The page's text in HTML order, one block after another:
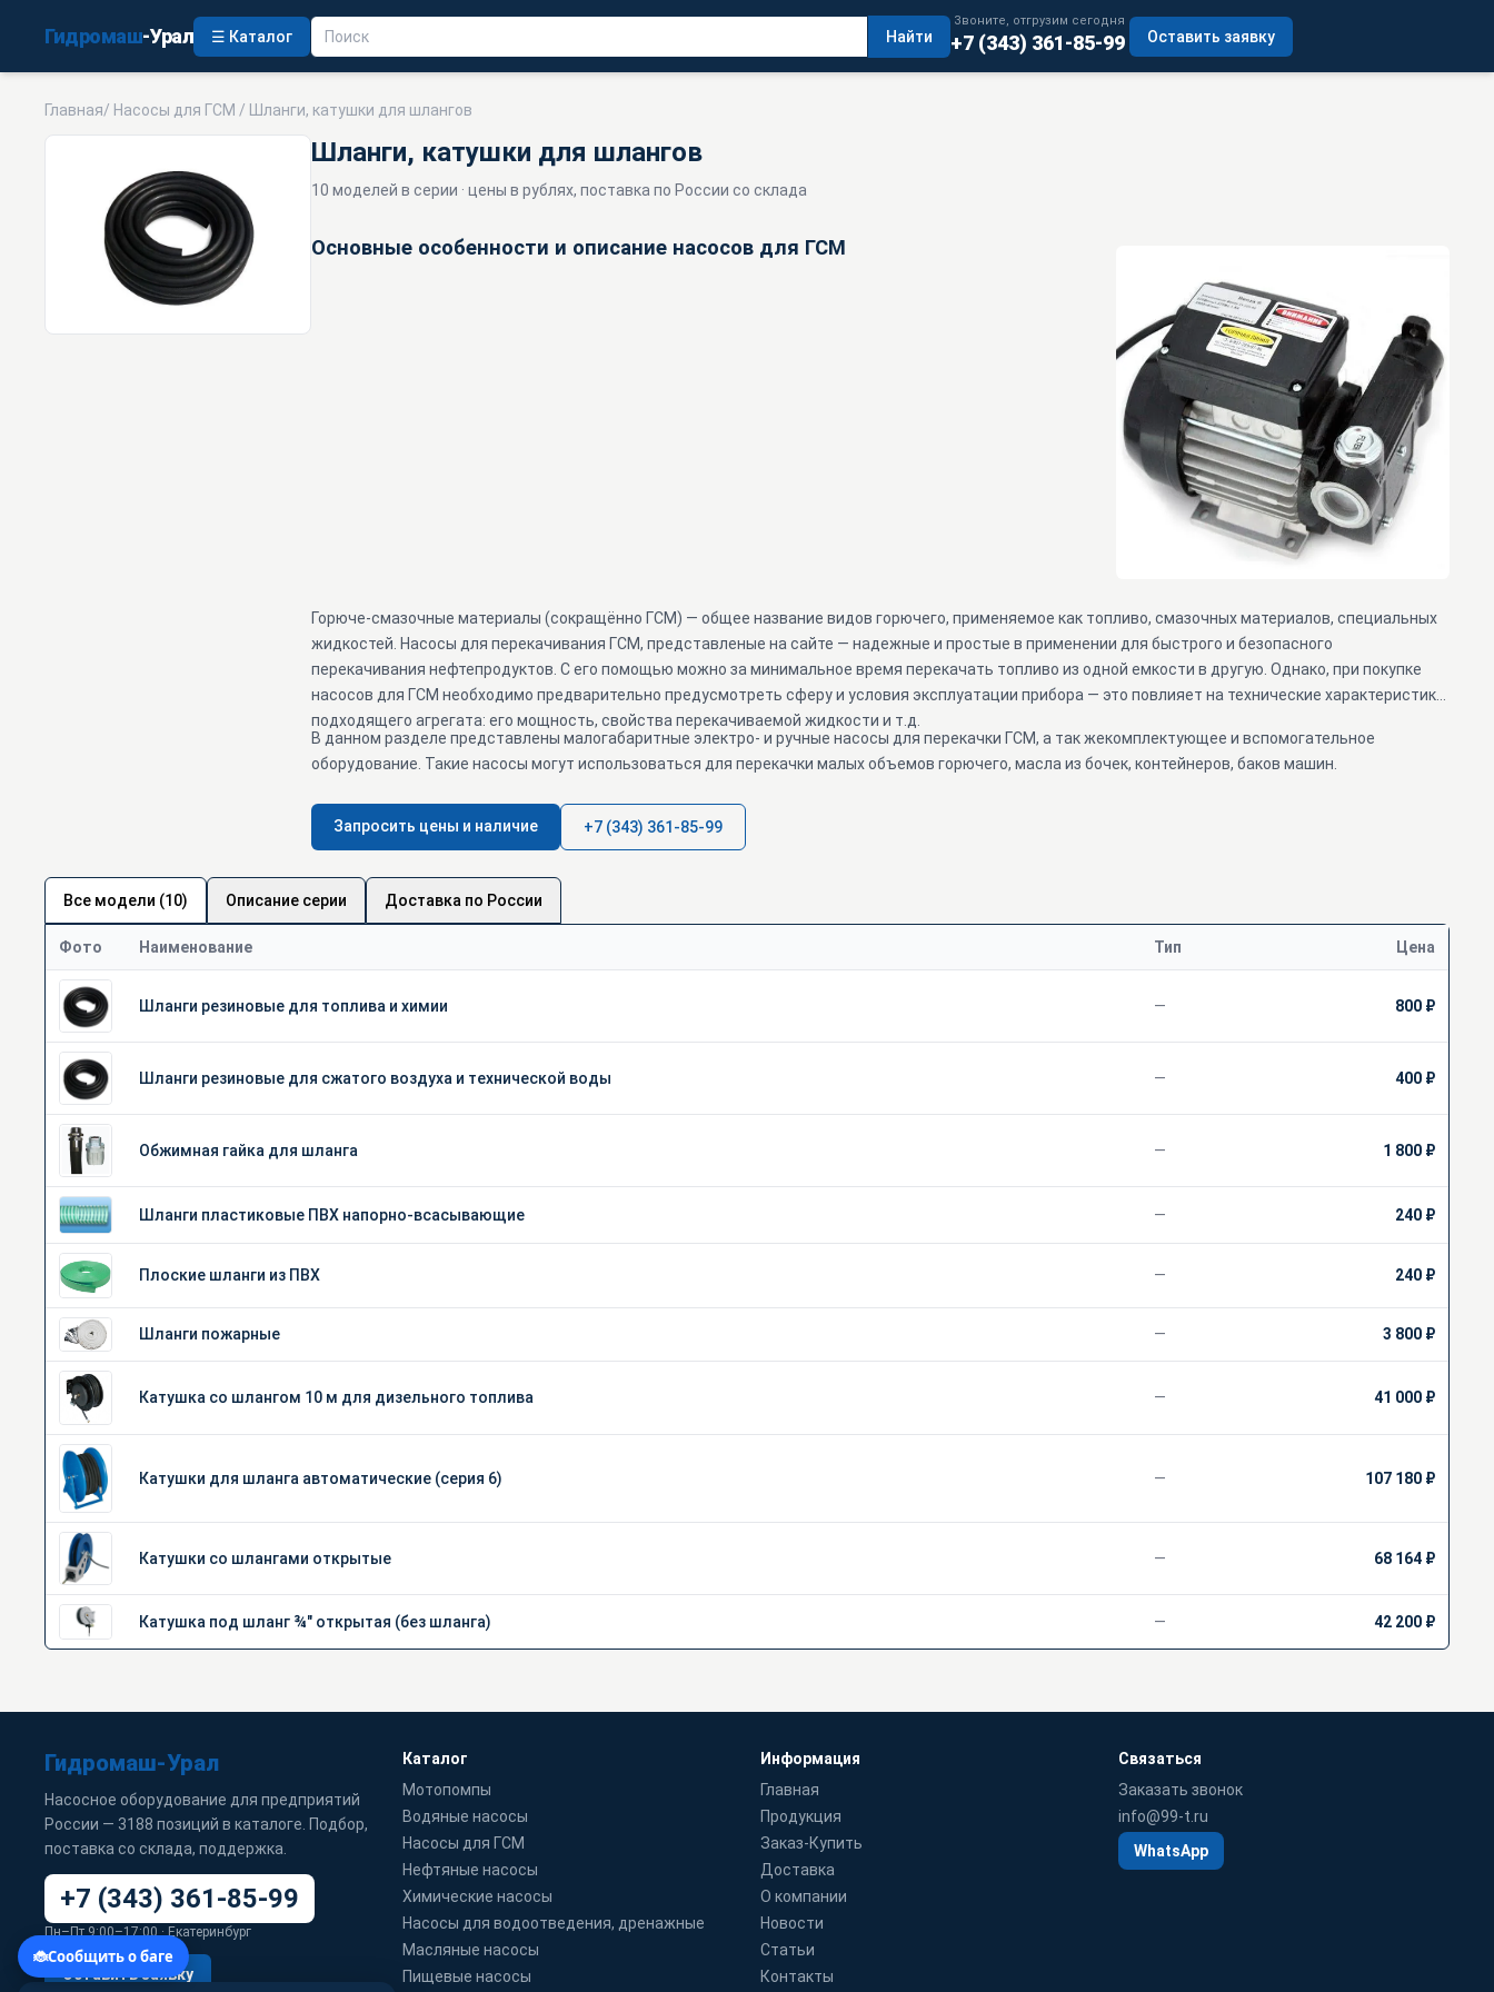
Гидромаш-Урал ☰ Каталог Найти
Звоните, отгрузим сегодня
+7 (343) 361-85-99 Оставить заявку
Главная/ Насосы для ГСМ / Шланги, катушки для шлангов
Шланги, катушки для шлангов
10 моделей в серии · цены в рублях, поставка по России со склада
Основные особенности и описание насосов для ГСМ
Горюче-смазочные материалы (сокращённо ГСМ) — общее название видов горючего, применяемое как топливо, смазочных материалов, специальных
жидкостей. Насосы для перекачивания ГСМ, представленые на сайте — надежные и простые в применении для быстрого и безопасного
перекачивания нефтепродуктов. С его помощью можно за минимальное время перекачать топливо из одной емкости в другую. Однако, при покупке
насосов для ГСМ необходимо предварительно предусмотреть сферу и условия эксплуатации прибора — это повлияет на технические характеристики
подходящего агрегата: его мощность, свойства перекачиваемой жидкости и т.д.
В данном разделе представлены малогабаритные электро- и ручные насосы для перекачки ГСМ, а так жекомплектующее и вспомогательное
оборудование. Такие насосы могут использоваться для перекачки малых объемов горючего, масла из бочек, контейнеров, баков машин.
Запросить цены и наличие +7 (343) 361-85-99
Все модели (10) Описание серии Доставка по России
Фото Наименование Тип Цена
Шланги резиновые для топлива и химии — 800 ₽
Шланги резиновые для сжатого воздуха и технической воды — 400 ₽
Обжимная гайка для шланга — 1 800 ₽
Шланги пластиковые ПВХ напорно-всасывающие — 240 ₽
Плоские шланги из ПВХ — 240 ₽
Шланги пожарные — 3 800 ₽
Катушка со шлангом 10 м для дизельного топлива — 41 000 ₽
Катушки для шланга автоматические (серия 6) — 107 180 ₽
Катушки со шлангами открытые — 68 164 ₽
Катушка под шланг ¾" открытая (без шланга) — 42 200 ₽
Гидромаш-Урал
Насосное оборудование для предприятий
России — 3188 позиций в каталоге. Подбор,
поставка со склада, поддержка.
+7 (343) 361-85-99
Пн–Пт 9:00–17:00 · Екатеринбург
Оставить заявку
Каталог
Мотопомпы
Водяные насосы
Насосы для ГСМ
Нефтяные насосы
Химические насосы
Насосы для водоотведения, дренажные
Масляные насосы
Пищевые насосы
Информация
Главная
Продукция
Заказ-Купить
Доставка
О компании
Новости
Статьи
Контакты
Связаться
Заказать звонок
info@99-t.ru
WhatsApp